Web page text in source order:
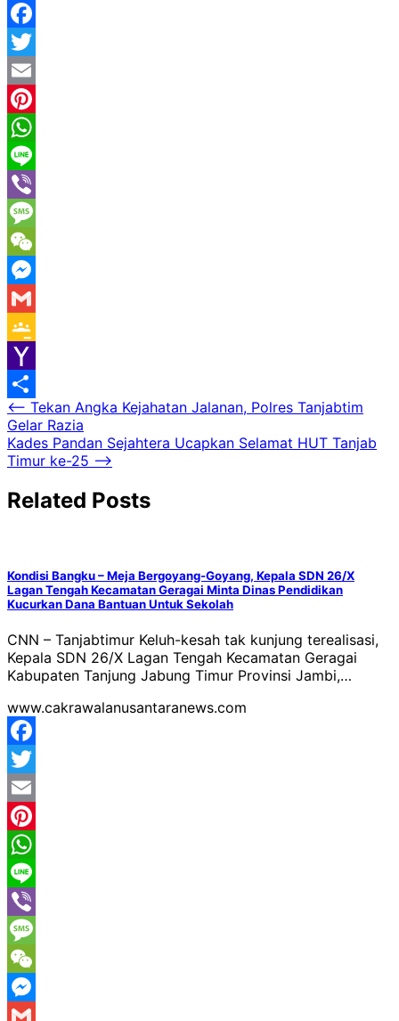
Facebook
Twitter
Email
Pinterest
WhatsApp
Line
Viber
Message
WeChat
Messenger
Gmail
Google
Classroom
Yahoo
Mail
Share
Navigasi
pos
⟵ Tekan Angka Kejahatan Jalanan, Polres Tanjabtim
Gelar Razia
Kades Pandan Sejahtera Ucapkan Selamat HUT Tanjab
Timur ke-25 ⟶
Related Posts
Kondisi Bangku – Meja Bergoyang-Goyang, Kepala SDN 26/X
Lagan Tengah Kecamatan Geragai Minta Dinas Pendidikan
Kucurkan Dana Bantuan Untuk Sekolah
CNN – Tanjabtimur Keluh-kesah tak kunjung terealisasi,
Kepala SDN 26/X Lagan Tengah Kecamatan Geragai
Kabupaten Tanjung Jabung Timur Provinsi Jambi,…
www.cakrawalanusantaranews.com
Facebook
Twitter
Email
Pinterest
WhatsApp
Line
Viber
Message
WeChat
Messenger